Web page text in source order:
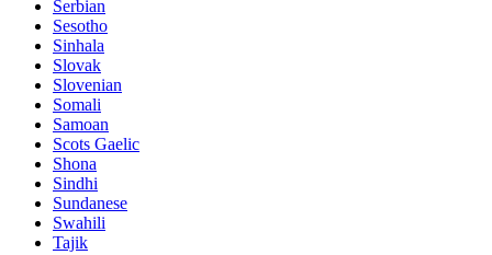
Serbian
Sesotho
Sinhala
Slovak
Slovenian
Somali
Samoan
Scots Gaelic
Shona
Sindhi
Sundanese
Swahili
Tajik